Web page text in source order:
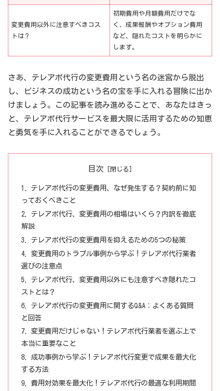
変更費用以外に注意すべきコス
トは？
初期費用や月額費用だけでな
く、成果報酬やオプション費用
など、隠れたコストを明らかに
します。
さあ、テレアポ代行の変更費用という名の迷宮から脱出
し、ビジネスの成功という名の宝を手に入れる冒険に出か
けましょう。この記事を読み進めることで、あなたはきっ
と、テレアポ代行サービスを最大限に活用するための知恵
と勇気を手に入れることができるでしょう。
目次
テレアポ代行の変更費用、なぜ発生する？契約前に知
っておくべきこと
テレアポ代行、変更費用の相場はいくら？内訳を徹底
解説
テレアポ代行の変更費用を抑えるための5つの秘策
変更費用のトラブル事例から学ぶ！テレアポ代行業者
選びの注意点
テレアポ代行、変更費用以外にも注意すべき隠れたコ
ストとは？
テレアポ代行の変更費用に関するQ&A：よくある質問
と回答
変更費用だけじゃない！テレアポ代行業者を選ぶ上で
本当に重要なこと
成功事例から学ぶ！テレアポ代行変更で成果を最大化
する方法
費用対効果を最大化！テレアポ代行の最適な利用期間